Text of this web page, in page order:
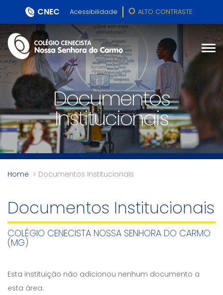
CNEC Acessibilidade ALTO CONTRASTE
Documentos
Institucionais
Home Documentos Institucionais
Documentos Institucionais
COLÉGIO CENECISTA NOSSA SENHORA DO CARMO
(MG)
Esta instituição não adicionou nenhum documento a
esta área.